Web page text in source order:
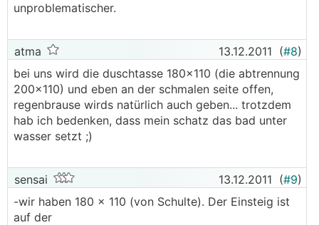
unproblematischer.
atma 13.12.2011 (#8)
bei uns wird die duschtasse 180x110 (die abtrennung
200x110) und eben an der schmalen seite offen,
regenbrause wirds natürlich auch geben... trotzdem
hab ich bedenken, dass mein schatz das bad unter
wasser setzt ;)
sensai 13.12.2011 (#9)
-wir haben 180 x 110 (von Schulte). Der Einsteig ist
auf der